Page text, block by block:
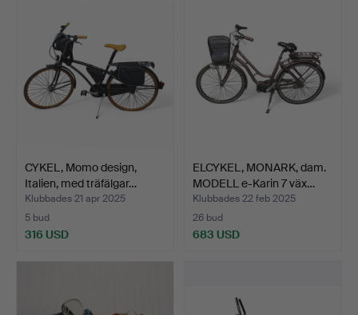
CYKEL, Momo design,
Italien, med träfälgar…
Klubbades 21 apr 2025
5 bud
316 USD
ELCYKEL, MONARK, dam.
MODELL e-Karin 7 väx…
Klubbades 22 feb 2025
26 bud
683 USD